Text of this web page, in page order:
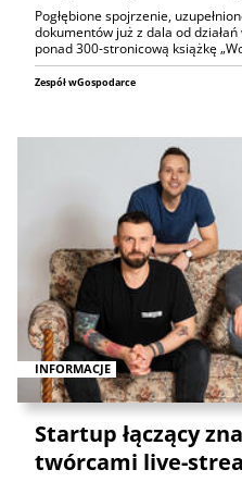
Pogłębione spojrzenie,
dokumentów już z dala od
ponad 300-stronicową książkę
Zespół wGospodarce
INFORMACJE
Startup łączący
twórcami live-